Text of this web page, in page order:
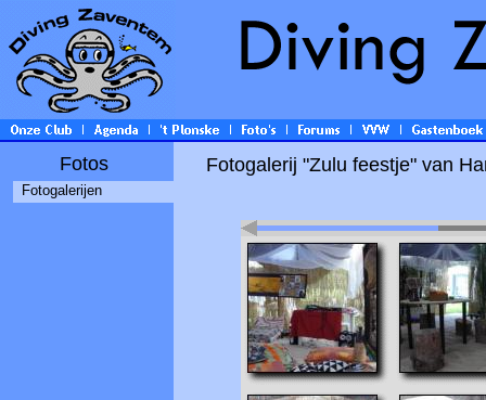
Fotos
Fotogalerijen
Fotogalerij "Zulu feestje" van